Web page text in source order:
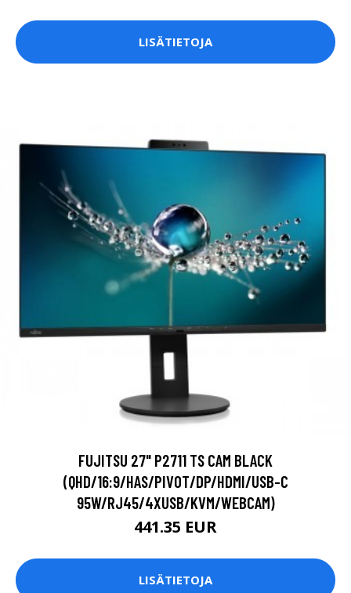
LISÄTIETOJA
FUJITSU 27" P2711 TS CAM BLACK
(QHD/16:9/HAS/PIVOT/DP/HDMI/USB-C
95W/RJ45/4XUSB/KVM/WEBCAM)
441.35 EUR
LISÄTIETOJA